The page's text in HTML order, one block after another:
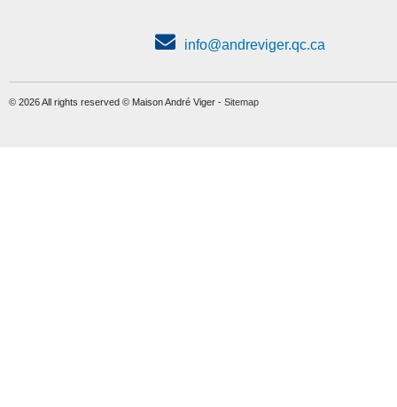
info@andreviger.qc.ca
© 2026 All rights reserved © Maison André Viger - Sitemap